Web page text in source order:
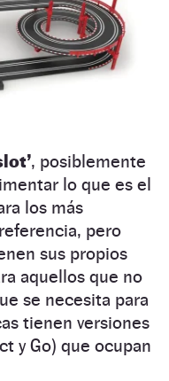
, posiblemente
lo que es el
los más
pero
sus propios
aquellos que no
se necesita para
tienen versiones
y Go) que ocupan